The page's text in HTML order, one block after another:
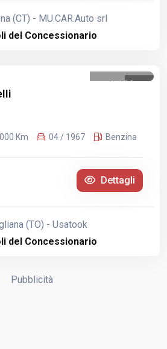
(CT) - MU.CAR.Auto srl
del Concessionario
1 /20
Km 04 / 1967 Benzina
Dettagli
(TO) - Usatook
del Concessionario
Pubblicità